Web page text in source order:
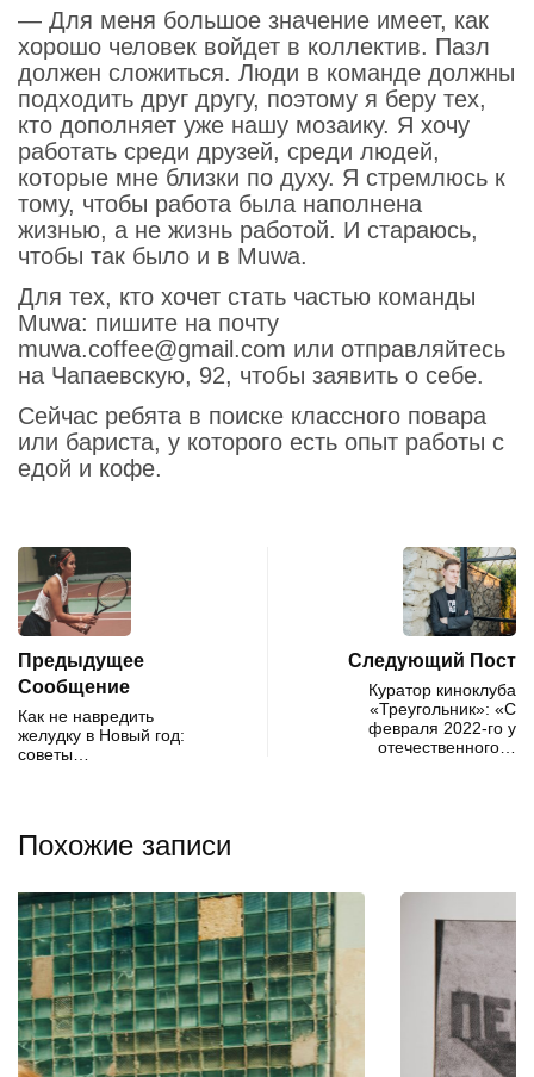
— Для меня большое значение имеет, как
хорошо человек войдет в коллектив. Пазл
должен сложиться. Люди в команде должны
подходить друг другу, поэтому я беру тех,
кто дополняет уже нашу мозаику. Я хочу
работать среди друзей, среди людей,
которые мне близки по духу. Я стремлюсь к
тому, чтобы работа была наполнена
жизнью, а не жизнь работой. И стараюсь,
чтобы так было и в Muwa.
Для тех, кто хочет стать частью команды
Muwa: пишите на почту
muwa.coffee@gmail.com или отправляйтесь
на Чапаевскую, 92, чтобы заявить о себе.
Сейчас ребята в поиске классного повара
или бариста, у которого есть опыт работы с
едой и кофе.
Предыдущее
Сообщение
Как не навредить
желудку в Новый год:
советы…
Следующий Пост
Куратор киноклуба
«Треугольник»: «С
февраля 2022-го у
отечественного…
Похожие записи